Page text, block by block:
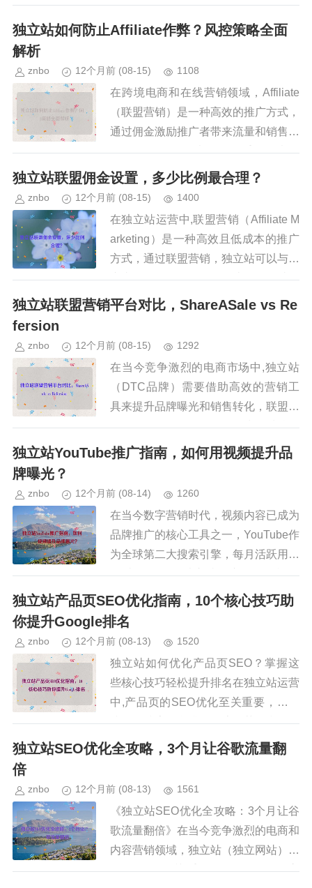
于文化、语言和消费者习惯的差异，许
多独立站卖家在进入日本市场时面临挑
独立站如何防止Affiliate作弊？风控策略全面
解析
znbo 12个月前 (08-15) 1108
在跨境电商和在线营销领域，Affiliate
（联盟营销）是一种高效的推广方式，
通过佣金激励推广者带来流量和销售，
Affiliate作弊问题也日益严重，如虚假
点击、伪造订单、Cookie Stuffin...
独立站联盟佣金设置，多少比例最合理？
znbo 12个月前 (08-15) 1400
在独立站运营中,联盟营销（Affiliate M
arketing）是一种高效且低成本的推广
方式，通过联盟营销，独立站可以与推
广者（Affiliates）合作，让他们帮助推
广产品，并按实际销售或引流效果...
独立站联盟营销平台对比，ShareASale vs Re
fersion
znbo 12个月前 (08-15) 1292
在当今竞争激烈的电商市场中,独立站
（DTC品牌）需要借助高效的营销工
具来提升品牌曝光和销售转化，联盟营
销（Affiliate Marketing）作为一种按效
果付费的推广模式，已成为许多品牌拓
独立站YouTube推广指南，如何用视频提升品
牌曝光？
znbo 12个月前 (08-14) 1260
在当今数字营销时代，视频内容已成为
品牌推广的核心工具之一，YouTube作
为全球第二大搜索引擎，每月活跃用户
超过25亿，是独立站推广不可忽视的
重要平台，通过YouTube视频营销，品
牌可以有效提升曝光...
独立站产品页SEO优化指南，10个核心技巧助
你提升Google排名
znbo 12个月前 (08-13) 1520
独立站如何优化产品页SEO？掌握这
些核心技巧轻松提升排名在独立站运营
中,产品页的SEO优化至关重要，它直
接影响搜索引擎排名、流量获取和转化
率，许多卖家投入大量资源推广独立
独立站SEO优化全攻略，3个月让谷歌流量翻
倍
znbo 12个月前 (08-13) 1561
《独立站SEO优化全攻略：3个月让谷
歌流量翻倍》在当今竞争激烈的电商和
内容营销领域，独立站（独立网站）的
SEO优化至关重要，无论是品牌官